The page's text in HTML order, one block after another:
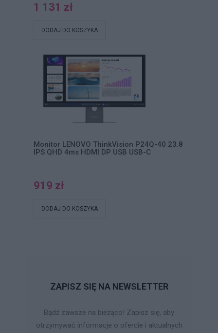
1 131 zł
DODAJ DO KOSZYKA
Monitor LENOVO ThinkVision P24Q-40 23.8
IPS QHD 4ms HDMI DP USB USB-C
919 zł
DODAJ DO KOSZYKA
ZAPISZ SIĘ NA NEWSLETTER
Bądź zawsze na bieżąco! Zapisz się, aby
otrzymywać informacje o ofercie i aktualnych